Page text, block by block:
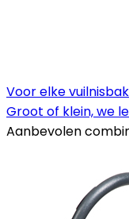
Voor elke
Groot of klein, we
Aanbevolen